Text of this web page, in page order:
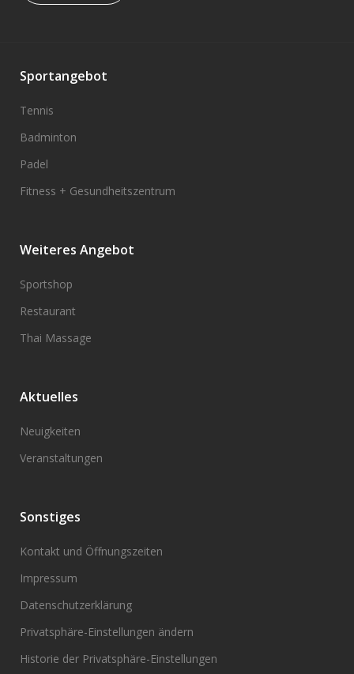
Sportangebot
Tennis
Badminton
Padel
Fitness + Gesundheitszentrum
Weiteres Angebot
Sportshop
Restaurant
Thai Massage
Aktuelles
Neuigkeiten
Veranstaltungen
Sonstiges
Kontakt und Öffnungszeiten
Impressum
Datenschutzerklärung
Privatsphäre-Einstellungen ändern
Historie der Privatsphäre-Einstellungen